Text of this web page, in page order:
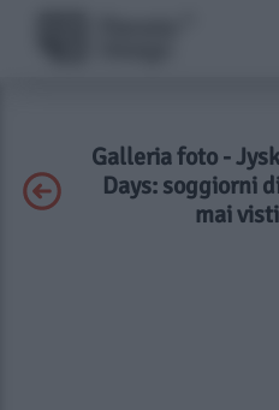
Galleria foto -
Days: soggiorni
mai